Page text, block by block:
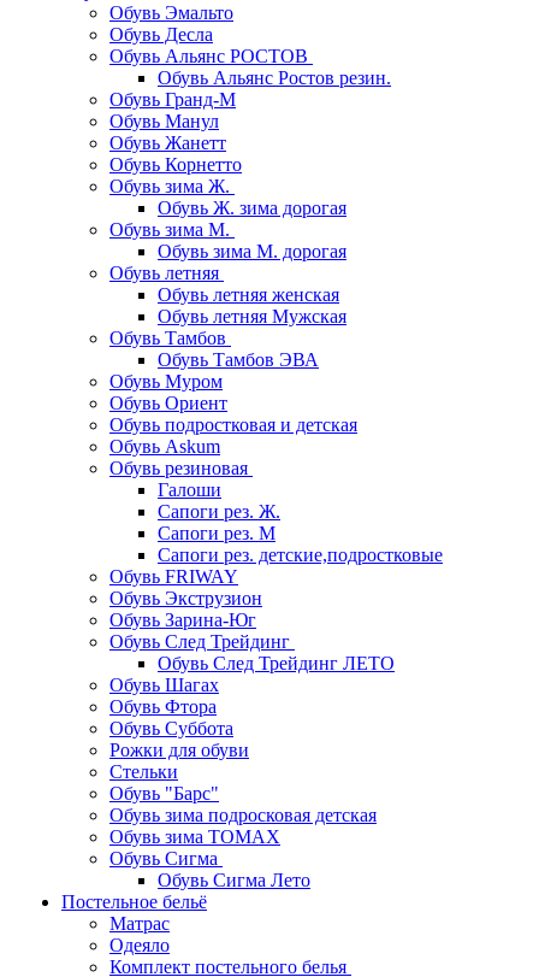
Обувь Эмальто
Обувь Десла
Обувь Альянс РОСТОВ
Обувь Альянс Ростов резин.
Обувь Гранд-М
Обувь Манул
Обувь Жанетт
Обувь Корнетто
Обувь зима Ж.
Обувь Ж. зима дорогая
Обувь зима М.
Обувь зима М. дорогая
Обувь летняя
Обувь летняя женская
Обувь летняя Мужская
Обувь Тамбов
Обувь Тамбов ЭВА
Обувь Муром
Обувь Ориент
Обувь подростковая и детская
Обувь Askum
Обувь резиновая
Галоши
Сапоги рез. Ж.
Сапоги рез. М
Сапоги рез. детские,подростковые
Обувь FRIWAY
Обувь Экструзион
Обувь Зарина-Юг
Обувь След Трейдинг
Обувь След Трейдинг ЛЕТО
Обувь Шагах
Обувь Фтора
Обувь Суббота
Рожки для обуви
Стельки
Обувь "Барс"
Обувь зима подросковая детская
Обувь зима ТОМАХ
Обувь Сигма
Обувь Сигма Лето
Постельное бельё
Матрас
Одеяло
Комплект постельного белья